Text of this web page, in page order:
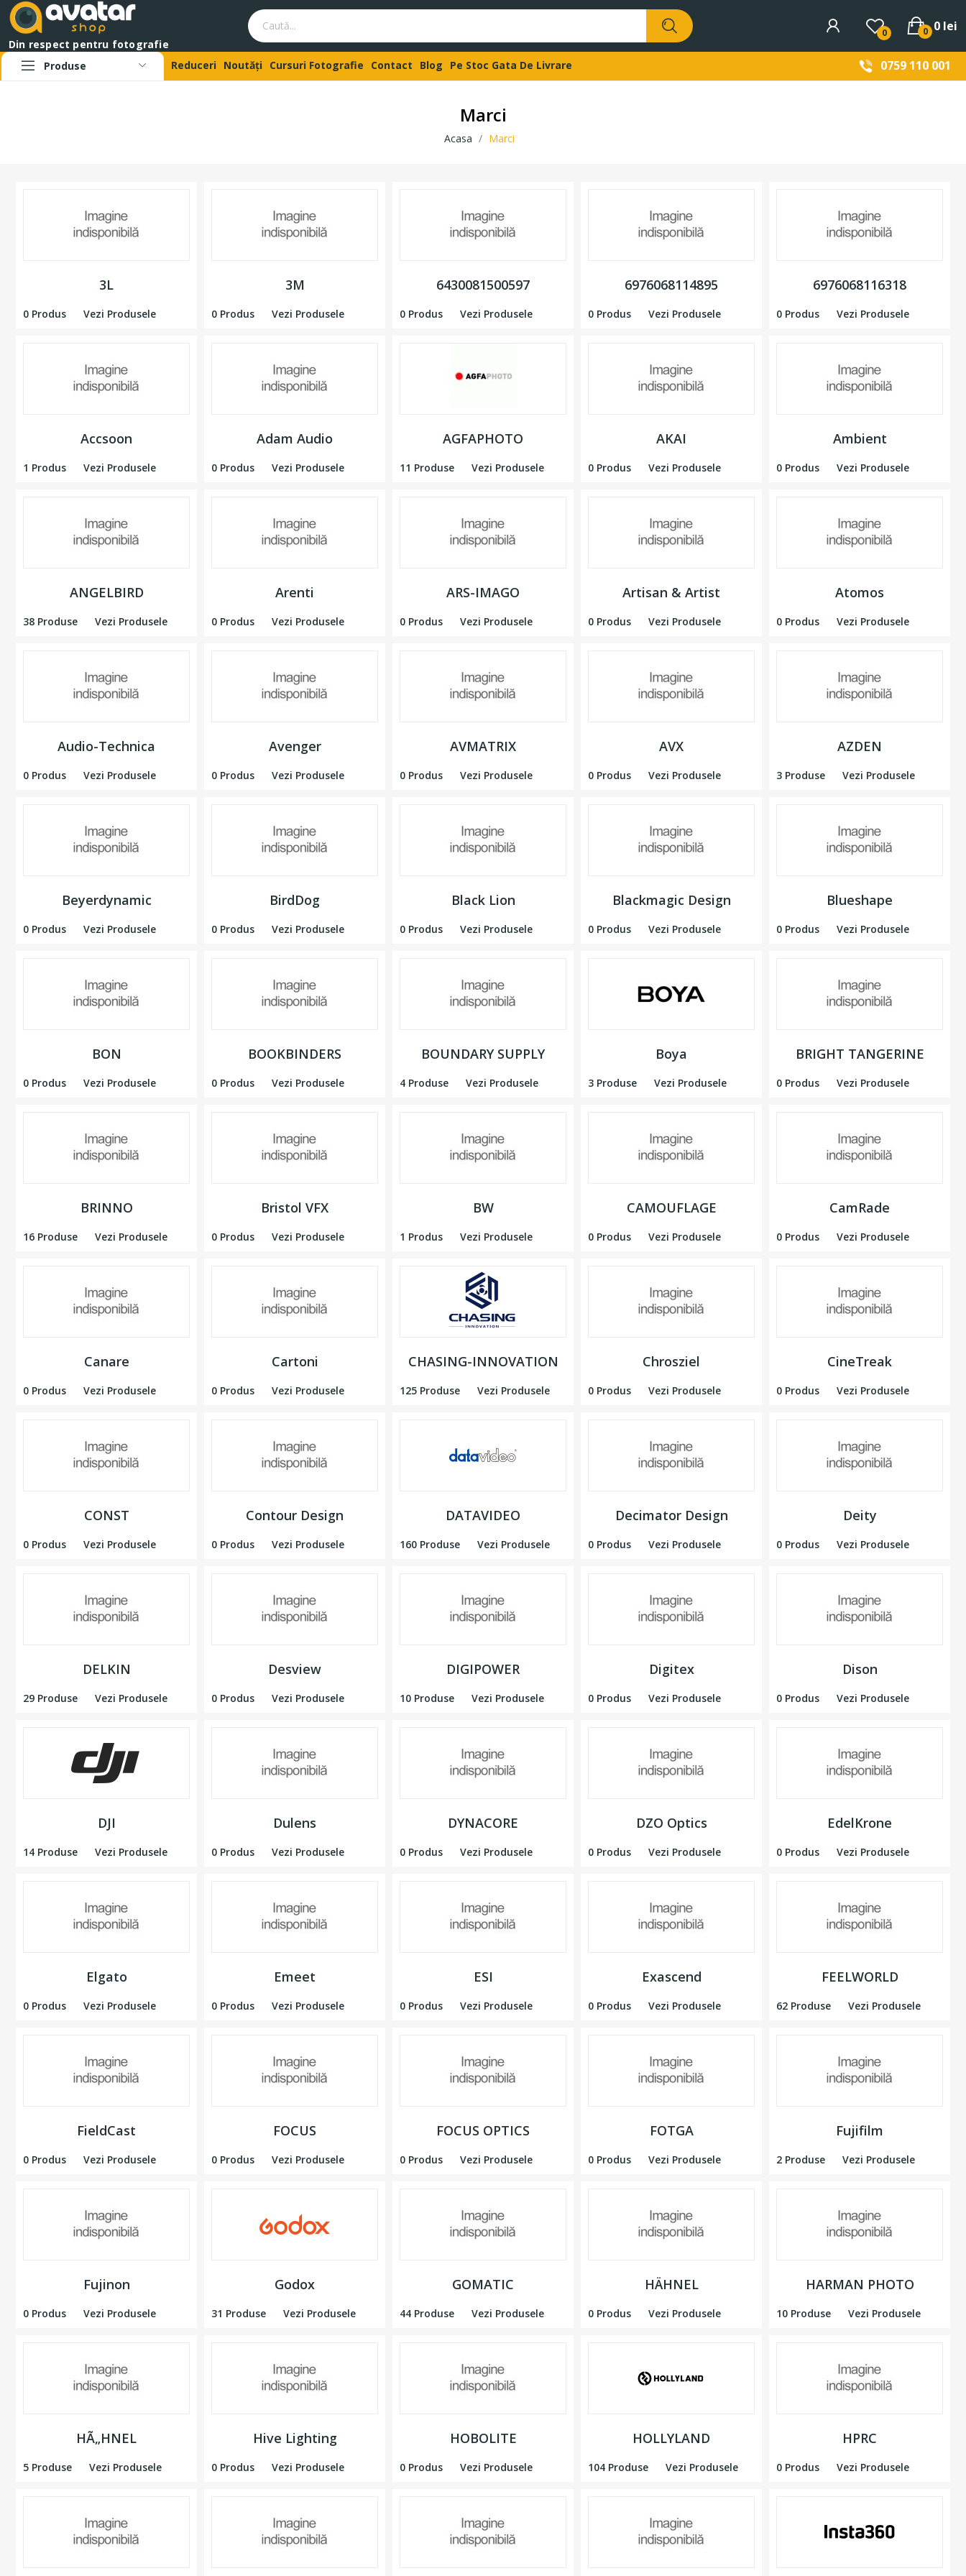
Din respect pentru fotografie
0 0 lei
0
Produse Reduceri Noutăți Cursuri Fotografie Contact Blog Pe Stoc Gata De Livrare 0759 110 001
Marci
Acasa Marci
3L
0 Produs Vezi Produsele
3M
0 Produs Vezi Produsele
6430081500597
0 Produs Vezi Produsele
6976068114895
0 Produs Vezi Produsele
6976068116318
0 Produs Vezi Produsele
Accsoon
1 Produs Vezi Produsele
Adam Audio
0 Produs Vezi Produsele
AGFAPHOTO
11 Produse Vezi Produsele
AKAI
0 Produs Vezi Produsele
Ambient
0 Produs Vezi Produsele
ANGELBIRD
38 Produse Vezi Produsele
Arenti
0 Produs Vezi Produsele
ARS-IMAGO
0 Produs Vezi Produsele
Artisan & Artist
0 Produs Vezi Produsele
Atomos
0 Produs Vezi Produsele
Audio-Technica
0 Produs Vezi Produsele
Avenger
0 Produs Vezi Produsele
AVMATRIX
0 Produs Vezi Produsele
AVX
0 Produs Vezi Produsele
AZDEN
3 Produse Vezi Produsele
Beyerdynamic
0 Produs Vezi Produsele
BirdDog
0 Produs Vezi Produsele
Black Lion
0 Produs Vezi Produsele
Blackmagic Design
0 Produs Vezi Produsele
Blueshape
0 Produs Vezi Produsele
BON
0 Produs Vezi Produsele
BOOKBINDERS
0 Produs Vezi Produsele
BOUNDARY SUPPLY
4 Produse Vezi Produsele
Boya
3 Produse Vezi Produsele
BRIGHT TANGERINE
0 Produs Vezi Produsele
BRINNO
16 Produse Vezi Produsele
Bristol VFX
0 Produs Vezi Produsele
BW
1 Produs Vezi Produsele
CAMOUFLAGE
0 Produs Vezi Produsele
CamRade
0 Produs Vezi Produsele
Canare
0 Produs Vezi Produsele
Cartoni
0 Produs Vezi Produsele
CHASING-INNOVATION
125 Produse Vezi Produsele
Chrosziel
0 Produs Vezi Produsele
CineTreak
0 Produs Vezi Produsele
CONST
0 Produs Vezi Produsele
Contour Design
0 Produs Vezi Produsele
DATAVIDEO
160 Produse Vezi Produsele
Decimator Design
0 Produs Vezi Produsele
Deity
0 Produs Vezi Produsele
DELKIN
29 Produse Vezi Produsele
Desview
0 Produs Vezi Produsele
DIGIPOWER
10 Produse Vezi Produsele
Digitex
0 Produs Vezi Produsele
Dison
0 Produs Vezi Produsele
DJI
14 Produse Vezi Produsele
Dulens
0 Produs Vezi Produsele
DYNACORE
0 Produs Vezi Produsele
DZO Optics
0 Produs Vezi Produsele
EdelKrone
0 Produs Vezi Produsele
Elgato
0 Produs Vezi Produsele
Emeet
0 Produs Vezi Produsele
ESI
0 Produs Vezi Produsele
Exascend
0 Produs Vezi Produsele
FEELWORLD
62 Produse Vezi Produsele
FieldCast
0 Produs Vezi Produsele
FOCUS
0 Produs Vezi Produsele
FOCUS OPTICS
0 Produs Vezi Produsele
FOTGA
0 Produs Vezi Produsele
Fujifilm
2 Produse Vezi Produsele
Fujinon
0 Produs Vezi Produsele
Godox
31 Produse Vezi Produsele
GOMATIC
44 Produse Vezi Produsele
HÄHNEL
0 Produs Vezi Produsele
HARMAN PHOTO
10 Produse Vezi Produsele
HÃ„HNEL
5 Produse Vezi Produsele
Hive Lighting
0 Produs Vezi Produsele
HOBOLITE
0 Produs Vezi Produsele
HOLLYLAND
104 Produse Vezi Produsele
HPRC
0 Produs Vezi Produsele